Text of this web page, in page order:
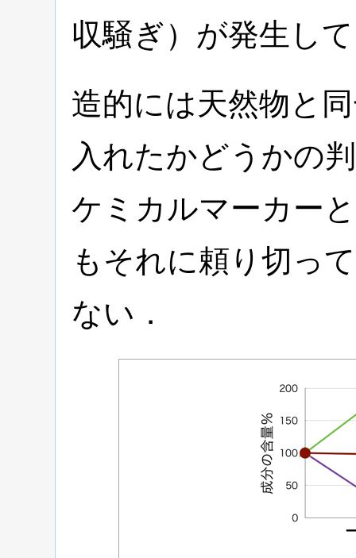
収騒ぎ）が発生し
造的には天然物と
入れたかどうかの
ケミカルマーカー
もそれに頼り切っ
ない．